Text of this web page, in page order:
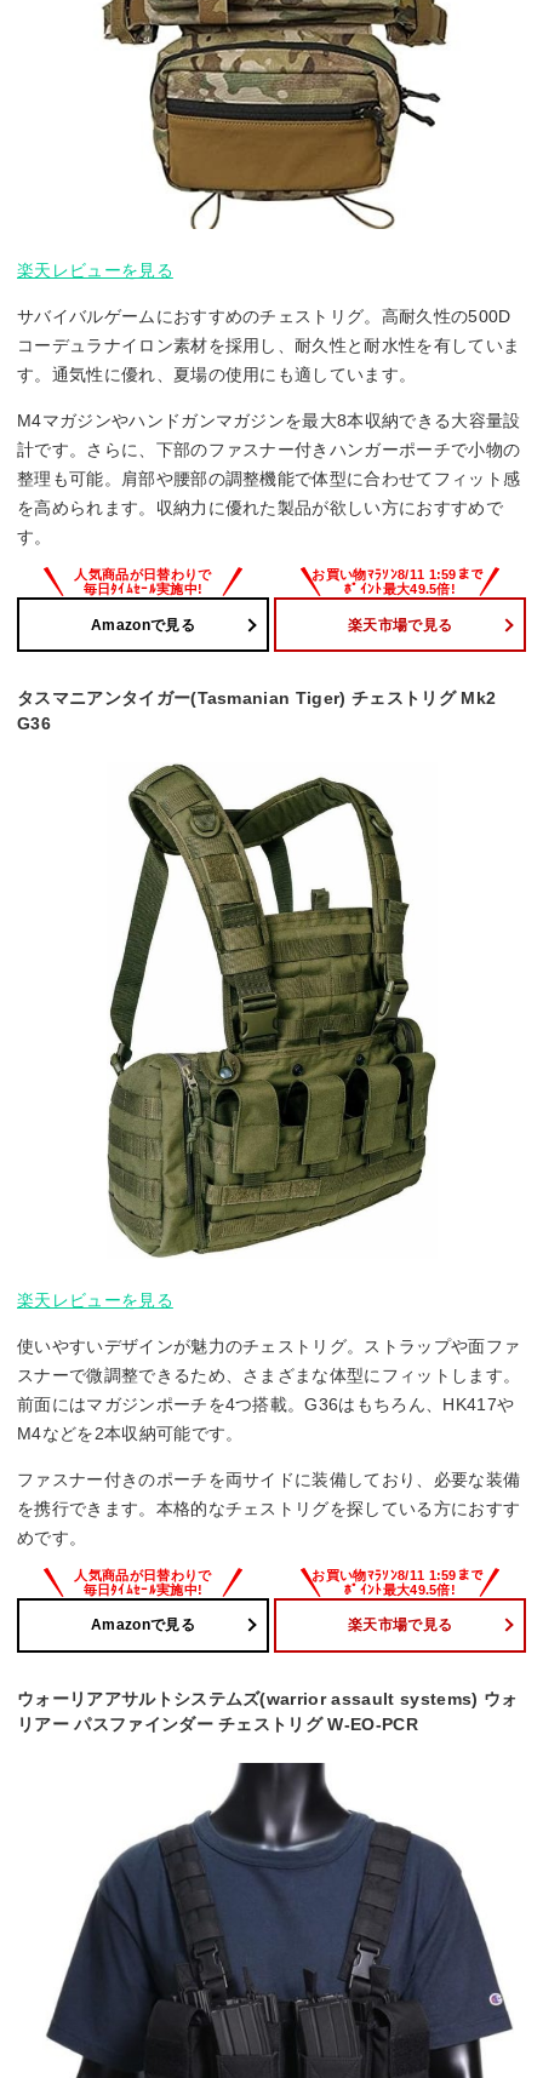
楽天レビューを見る
サバイバルゲームにおすすめのチェストリグ。高耐久性の500D
コーデュラナイロン素材を採用し、耐久性と耐水性を有していま
す。通気性に優れ、夏場の使用にも適しています。
M4マガジンやハンドガンマガジンを最大8本収納できる大容量設
計です。さらに、下部のファスナー付きハンガーポーチで小物の
整理も可能。肩部や腰部の調整機能で体型に合わせてフィット感
を高められます。収納力に優れた製品が欲しい方におすすめで
す。
Amazonで見る 楽天市場で見る
タスマニアンタイガー(Tasmanian Tiger) チェストリグ Mk2
G36
楽天レビューを見る
使いやすいデザインが魅力のチェストリグ。ストラップや面ファ
スナーで微調整できるため、さまざまな体型にフィットします。
前面にはマガジンポーチを4つ搭載。G36はもちろん、HK417や
M4などを2本収納可能です。
ファスナー付きのポーチを両サイドに装備しており、必要な装備
を携行できます。本格的なチェストリグを探している方におすす
めです。
Amazonで見る 楽天市場で見る
ウォーリアアサルトシステムズ(warrior assault systems) ウォ
リアー パスファインダー チェストリグ W-EO-PCR